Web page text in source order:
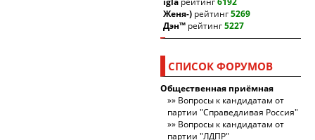
Женя-) рейтинг5269
Дэн™ рейтинг5227
СПИСОК ФОРУМОВ
Общественная приёмная
Вопросы к кандидатам от
партии "Справедливая Россия"
Вопросы к кандидатам от
партии "ЛДПР"